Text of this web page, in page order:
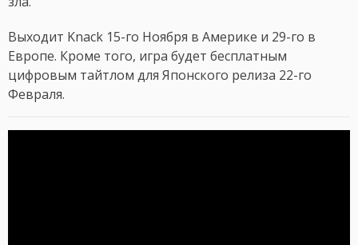
Выходит Knack 15-го Ноября в Америке и 29-го в
Европе. Кроме того, игра будет бесплатным
цифровым тайтлом для Японского релиза 22-го
Февраля.